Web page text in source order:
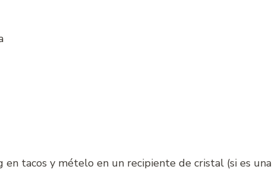
tacos y mételo en un recipiente de cristal (si es una